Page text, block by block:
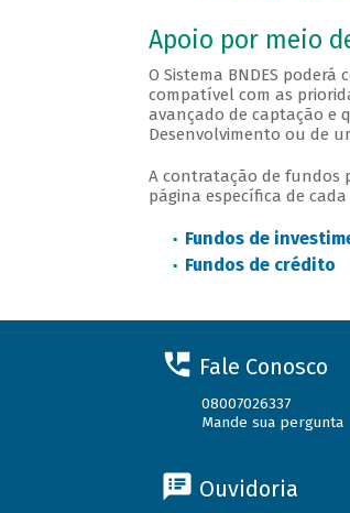
Apoio por meio
O Sistema BNDES
compatível com as
avançado de captação e
Desenvolvimento ou de
A contratação de fundos
página específica de
Fundos de
Fundos de crédito
Fale Conosco
08007026337
Mande sua pergunta
Ouvidoria